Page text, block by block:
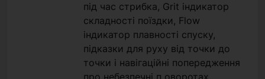
під час стрибка, Grit індикатор
складності поїздки, Flow
індикатор плавності спуску,
підказки для руху від точки до
точки і навігаційні попередження
про небезпечні п оворотах.